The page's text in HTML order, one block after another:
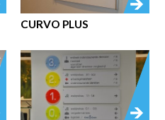
CURVO PLUS